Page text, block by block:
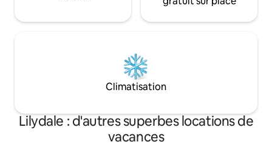
Climatisation
Lilydale : d'autres superbes locations de
vacances